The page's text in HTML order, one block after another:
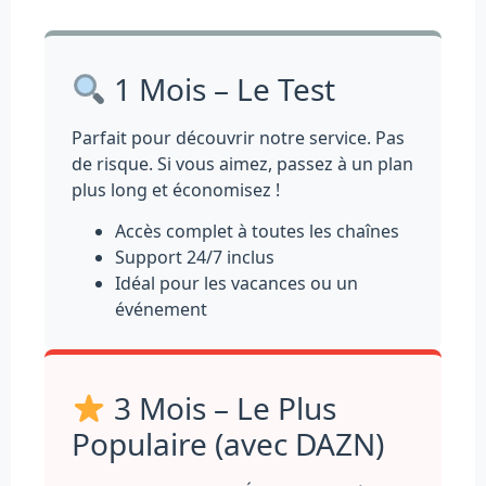
1 Mois – Le Test
Parfait pour découvrir notre service. Pas
de risque. Si vous aimez, passez à un plan
plus long et économisez !
Accès complet à toutes les chaînes
Support 24/7 inclus
Idéal pour les vacances ou un
événement
3 Mois – Le Plus
Populaire (avec DAZN)